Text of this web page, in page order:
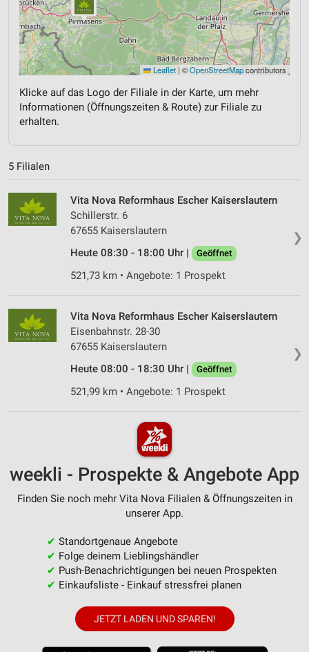
Leaflet | ©OpenStreetMapcontributors
Klicke auf das Logo der Filiale in der Karte, um mehr
Informationen (Öffnungszeiten & Route) zur Filiale zu
erhalten.
5 Filialen
❯
Vita Nova Reformhaus Escher Kaiserslautern
Schillerstr. 6
67655 Kaiserslautern
Heute 08:30 - 18:00 Uhr |
Geöffnet
521,73 km • Angebote: 1 Prospekt
❯
Vita Nova Reformhaus Escher Kaiserslautern
Eisenbahnstr. 28-30
67655 Kaiserslautern
Heute 08:00 - 18:30 Uhr |
Geöffnet
521,99 km • Angebote: 1 Prospekt
weekli - Prospekte & Angebote App
Finden Sie noch mehr Vita Nova Filialen & Öffnungszeiten in
unserer App.
✔ Standortgenaue Angebote
✔ Folge deinem Lieblingshändler
✔ Push-Benachrichtigungen bei neuen Prospekten
✔ Einkaufsliste - Einkauf stressfrei planen
JETZT LADEN UND SPAREN!